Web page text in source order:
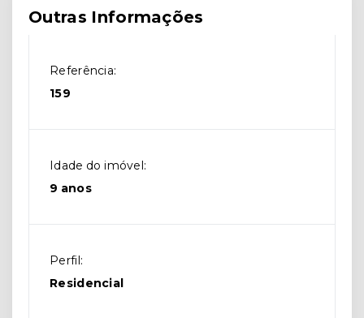
Outras Informações
Referência:
159
Idade do imóvel:
9 anos
Perfil:
Residencial